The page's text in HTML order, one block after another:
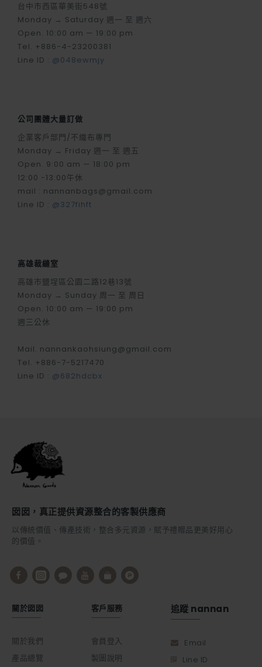
台中市西區華美街548號
Monday → Saturday 週一 至 週六
Open. 10:00 am — 19:00 pm
Tel. +886-4-23200381
Line ID : @048ewmjy
公司團體大量訂做
企業客戶部門/不織布專門
Monday → Friday 週一 至 週五
Open. 9:00 am — 18:00 pm
12:00 -13:00午休
mail : nannanbags@gmail.com
Line ID : @327fihft
高雄裁縫室
高雄市鹽埕區公園二路12巷13號
Monday → Sunday 周一 至 周日
Open. 10:00 am — 19:00 pm
週三公休
Mail. nannankaohsiung@gmail.com
Tel. +886-7-5217470
Line ID : @682hdcbx
囡囡，真正提供資源整合的客製供應商
以傳統價值、傳產技術，整合多元資源，賦予禮贈品更美好用心
的價值。
關於囡囡
關於我們
產品總覽
客戶服務
會員登入
製圖說明
追蹤 nannan
Email
Line ID